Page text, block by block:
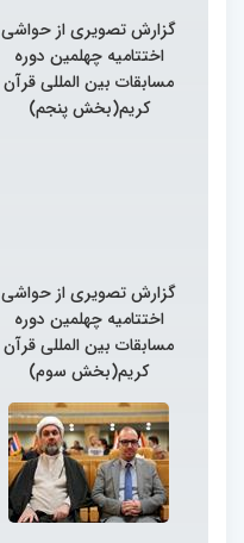
گزارش تصویری از حواشی
اختتامیه چهلمین دوره
مسابقات بین المللی قرآن
کریم(بخش پنجم)
گزارش تصویری از حواشی
اختتامیه چهلمین دوره
مسابقات بین المللی قرآن
کریم(بخش سوم)